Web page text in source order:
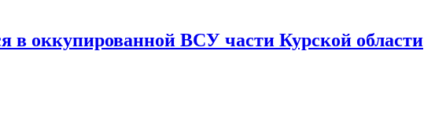
в оккупированной ВСУ части Курской области